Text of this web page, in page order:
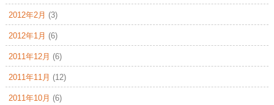
2012年2月 (3)
2012年1月 (6)
2011年12月 (6)
2011年11月 (12)
2011年10月 (6)